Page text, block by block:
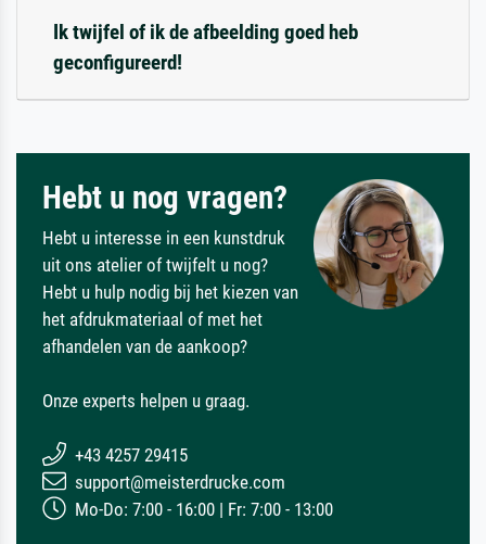
Ik twijfel of ik de afbeelding goed heb
geconfigureerd!
Hebt u nog vragen?
Hebt u interesse in een kunstdruk
uit ons atelier of twijfelt u nog?
Hebt u hulp nodig bij het kiezen van
het afdrukmateriaal of met het
afhandelen van de aankoop?
Onze experts helpen u graag.
+43 4257 29415
support@meisterdrucke.com
Mo-Do: 7:00 - 16:00 | Fr: 7:00 - 13:00